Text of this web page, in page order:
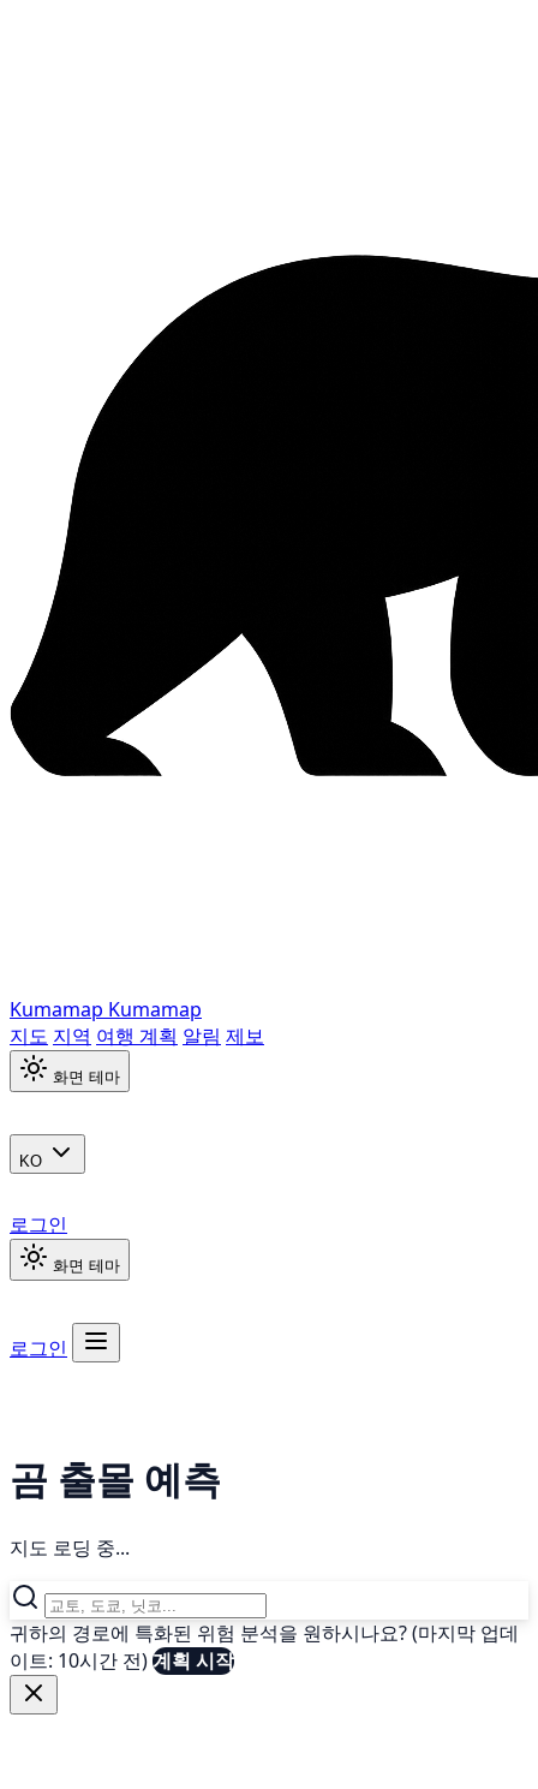
Kumamap Kumamap
지도 지역 여행 계획 알림 제보
화면 테마
KO
로그인
화면 테마
로그인
곰 출몰 예측
지도 로딩 중...
귀하의 경로에 특화된 위험 분석을 원하시나요? (마지막 업데
이트: 10시간 전)계획 시작